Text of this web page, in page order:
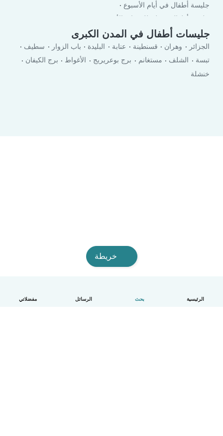
الرئيسية بحث الرسائل مفضلاتي
جليسة أطفال في أيام الأسبوع
جليسة أطفال في لعطلة نهاية الأسبوع
جليسات أطفال في المدن الكبرى
الجزائر وهران قسنطينة عنابة البليدة باب الزوار
سطيف
تبسة
الشلف مستغانم برج بوعريريج الأغواط
برج الكيفان
خنشلة
خريطة